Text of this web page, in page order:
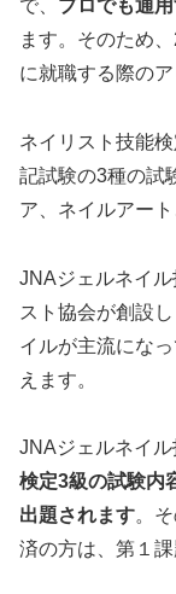
で、 プロでも通
ます。そのため
に就職する際の
ネイリスト技能
記試験の3種の試
ア、ネイルアー
JNAジェルネイ
スト協会が創設
イルが主流にな
えます。
JNAジェルネイル
検定3級の試験内
出題されます。
済の方は、第１